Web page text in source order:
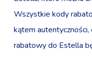
Wszystkie kody
kątem
rabatowy do Estella